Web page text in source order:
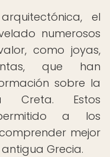
el
numerosos
como joyas,
que han
sobre la
Estos
a los
mejor
Grecia.